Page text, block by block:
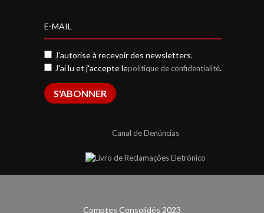
J'autorise à recevoir des newsletters.
J'ai lu et j'accepte lepolitique de confidentialité.
S'ABONNER
Canal de Denúncias
Comptes Consolidés 2023